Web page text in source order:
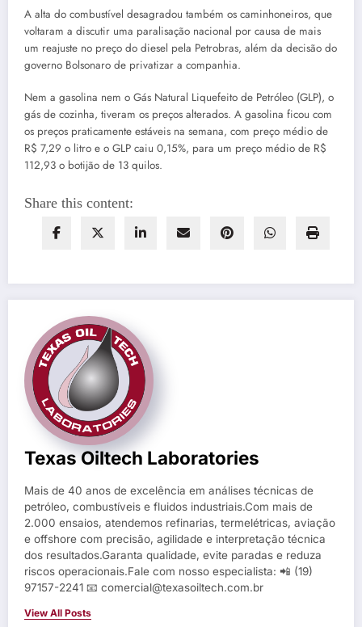
A alta do combustível desagradou também os caminhoneiros, que
voltaram a discutir uma paralisação nacional por causa de mais
um reajuste no preço do diesel pela Petrobras, além da decisão do
governo Bolsonaro de privatizar a companhia.
Nem a gasolina nem o Gás Natural Liquefeito de Petróleo (GLP), o
gás de cozinha, tiveram os preços alterados. A gasolina ficou com
os preços praticamente estáveis na semana, com preço médio de
R$ 7,29 o litro e o GLP caiu 0,15%, para um preço médio de R$
112,93 o botijão de 13 quilos.
Share this content:
Texas Oiltech Laboratories
Mais de 40 anos de excelência em análises técnicas de
petróleo, combustíveis e fluidos industriais.Com mais de
2.000 ensaios, atendemos refinarias, termelétricas, aviação
e offshore com precisão, agilidade e interpretação técnica
dos resultados.Garanta qualidade, evite paradas e reduza
riscos operacionais.Fale com nosso especialista: 📲 (19)
97157-2241 📧 comercial@texasoiltech.com.br
View All Posts